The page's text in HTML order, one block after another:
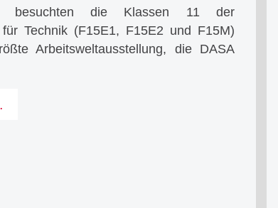
besuchten die Klassen 11 der
für Technik (F15E1, F15E2 und F15M)
Arbeitsweltausstellung, die DASA